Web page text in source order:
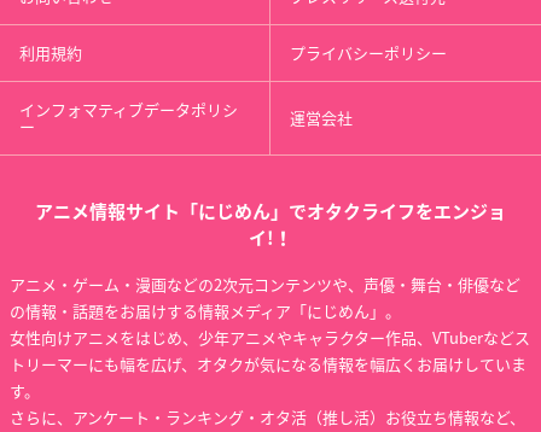
利用規約 プライバシーポリシー
インフォマティブデータポリシ
ー 運営会社
アニメ情報サイト「にじめん」でオタクライフをエンジョ
イ!！
アニメ・ゲーム・漫画などの2次元コンテンツや、声優・舞台・俳優など
の情報・話題をお届けする情報メディア「にじめん」。
女性向けアニメをはじめ、少年アニメやキャラクター作品、VTuberなどス
トリーマーにも幅を広げ、オタクが気になる情報を幅広くお届けしていま
す。
さらに、アンケート・ランキング・オタ活（推し活）お役立ち情報など、